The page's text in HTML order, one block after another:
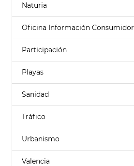
Naturia
Oficina Información Consumidor
Participación
Playas
Sanidad
Tráfico
Urbanismo
Valencia